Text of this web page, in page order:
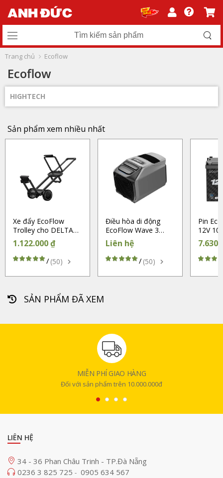
Trang chủ Ecoflow
Ecoflow
HIGHTECH
Sản phẩm xem nhiều nhất
Xe đẩy EcoFlow
Trolley cho DELTA
Pro Ultra (Chính
hãng)
1.122.000 ₫
/(50)
Điều hòa di động
EcoFlow Wave 3
(Chính hãng)
Liên hệ
/(50)
Pin
12V
Cycle
SẢN PHẨM ĐÃ XEM
MIỄN PHÍ GIAO HÀNG
Đối với sản phẩm trên 10.000.000đ
LIÊN HỆ
34 - 36 Phan Châu Trinh - TP.Đà Nẵng
0236 3 825 725 - 0905 634 567